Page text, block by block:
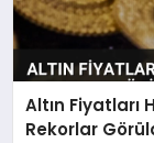
Altın Fiyatları
Rekorlar